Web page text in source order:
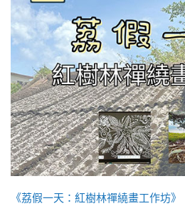
《荔假一天：紅樹林禪繞畫工作坊》